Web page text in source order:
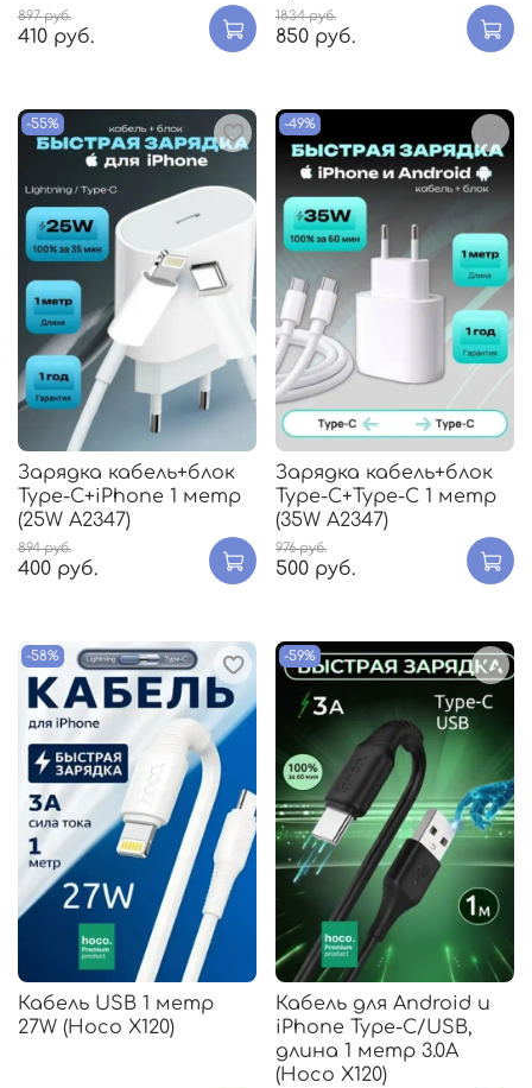
897 руб.
410 руб.
1834 руб.
850 руб.
-55%
Зарядка кабель+блок
Type-C+iPhone 1 метр
(25W A2347)
894 руб.
400 руб.
-49%
Зарядка кабель+блок
Type-C+Type-C 1 метр
(35W A2347)
976 руб.
500 руб.
-58%
Кабель USB 1 метр
27W (Hoco X120)
-59%
Кабель для Android и
iPhone Type-C/USB,
длина 1 метр 3.0A
(Hoco X120)